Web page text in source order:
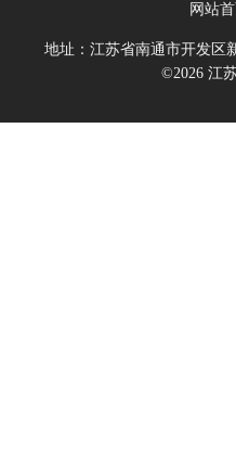
网站
地址：江苏省南通市开发区
©2026 江